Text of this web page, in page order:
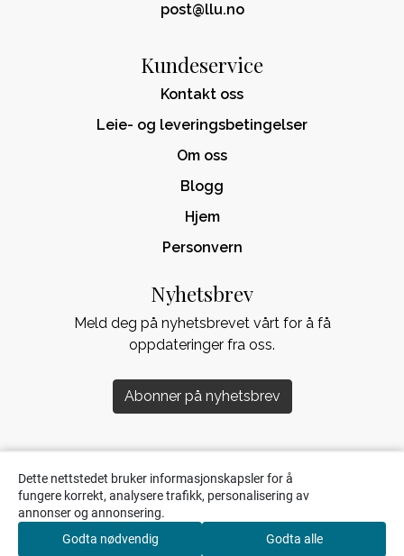
Dette nettstedet bruker informasjonskapsler for å
fungere korrekt, analysere trafikk, personalisering av
annonser og annonsering.
Godta nødvendig
Godta alle
post@llu.no
Kundeservice
Kontakt oss
Leie- og leveringsbetingelser
Om oss
Blogg
Hjem
Personvern
Nyhetsbrev
Meld deg på nyhetsbrevet vårt for å få
oppdateringer fra oss.
Abonner på nyhetsbrev